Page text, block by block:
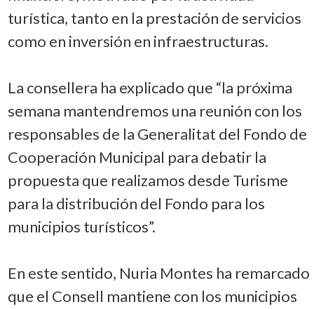
turística, tanto en la prestación de servicios
como en inversión en infraestructuras.
La consellera ha explicado que “la próxima
semana mantendremos una reunión con los
responsables de la Generalitat del Fondo de
Cooperación Municipal para debatir la
propuesta que realizamos desde Turisme
para la distribución del Fondo para los
municipios turísticos”.
En este sentido, Nuria Montes ha remarcado
que el Consell mantiene con los municipios